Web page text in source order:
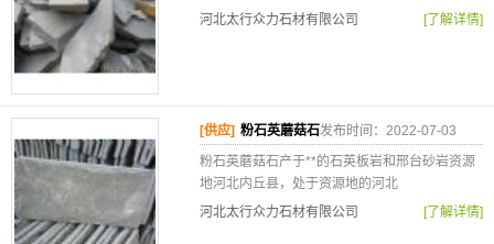
河北太行众力石材有限公司
[了解详情]
[供应] 粉石英蘑菇石发布时间：2022-07-03
粉石英蘑菇石产于**的石英板岩和邢台砂岩资源
地河北内丘县，处于资源地的河北
河北太行众力石材有限公司
[了解详情]